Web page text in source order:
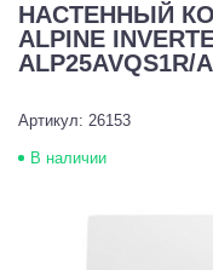
НАСТЕННЫЙ
ALPINE
ALP25AVQS1R/
Артикул: 26153
В наличии